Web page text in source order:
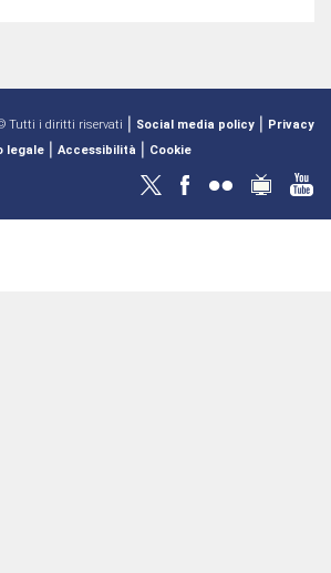
Tutti i diritti riservati | Social media policy | Privacy
legale | Accessibilità | Cookie